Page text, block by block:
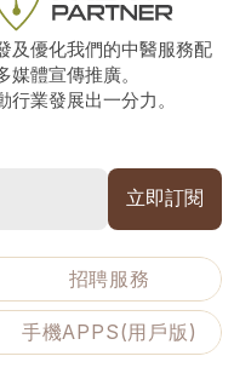
及優化我們的中醫服務配
體宣傳推廣。
業發展出一分力。
招聘服務
手機APPS(用戶版)